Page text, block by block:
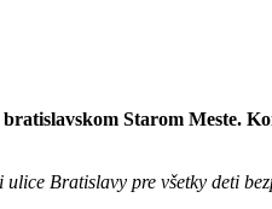
Starom Meste.
Bratislavy pre všetky deti